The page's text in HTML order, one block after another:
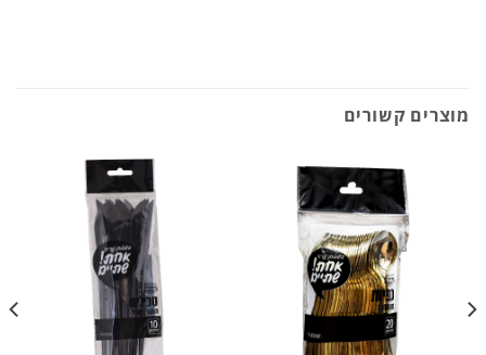
מוצרים קשורים